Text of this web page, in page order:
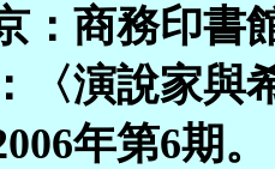
：商務印書
〈演說家與
年第6期。